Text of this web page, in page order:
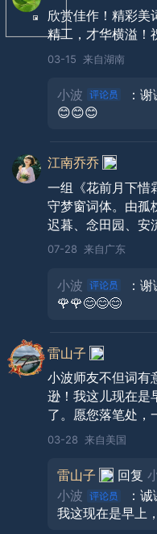
（花上月令•词
银
欣赏佳作！精彩美
精工，才华横溢！
03-15 来自湖南
小波
：
😊😊😊
江南乔乔
一组《花前月下惜
守梦窗词体。由孤
迟暮、念田园、安
07-28 来自广东
小波
：
🌹🌹😊😊😊
雷山子
小波师友不但词有
逊！我这儿现在是
了。愿您落笔处，
03-28 来自美国
雷山子 回复
小波
：
我这现在是早上